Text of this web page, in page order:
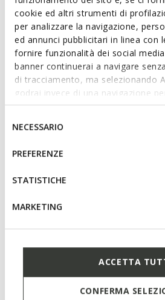
cookie ed altri strumenti di
per analizzare la navigazione,
ed annunci pubblicitari in linea con
fornire funzionalità dei social
banner continuerai a navigare
di tracciamento, ma selezionando
godrai invece di una navigazione
base dei tuoi gusti ed interessi.
IMPOSTAZIONI potrai anche
altri strumenti di tracciamento
informazioni o per modificare in
tue impostazioni, visita la nostra
del
consenso
NECESSARIO
PREFERENZE
STATISTICHE
MARKETING
ACCETTA
CONFERMA
with refined flair.
ITEM CODE:
D55YBA000TUC9999
Features
Quick and easy to put on
Heel height: 7 cm / 2,8"
Slip-on design allows you to
Materials
Technologies
You may also like